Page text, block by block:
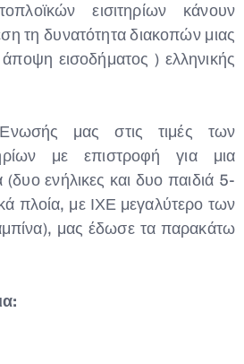
εισιτηρίων κάνουν
τη δυνατότητα διακοπών μιας
εισοδήματος ) ελληνικής
μας στις τιμές των
με επιστροφή για μια
(δυο ενήλικες και δυο παιδιά 5-
πλοία, με ΙΧΕ μεγαλύτερο των
μας έδωσε τα παρακάτω